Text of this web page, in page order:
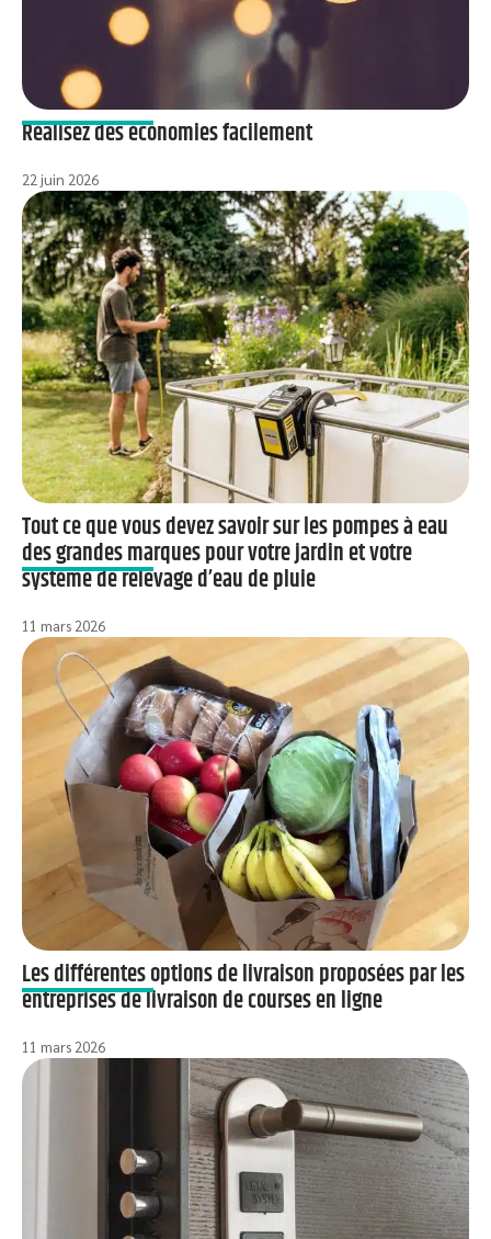
Réalisez des économies facilement
22 juin 2026
Tout ce que vous devez savoir sur les pompes à eau
des grandes marques pour votre jardin et votre
système de relevage d’eau de pluie
11 mars 2026
Les différentes options de livraison proposées par les
entreprises de livraison de courses en ligne
11 mars 2026